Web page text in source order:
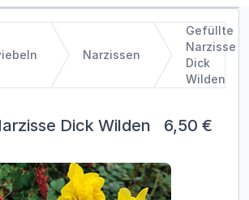
Narzissen
Gefüllte
Narzisse
Dick
Wilden
Dick Wilden 6,50 €